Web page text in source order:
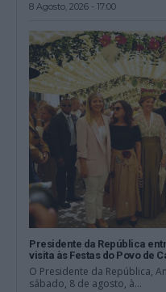
8 Agosto, 2026 - 17:00
Presidente da República
visita às Festas do Povo de
O Presidente da República,
sábado, 8 de agosto, à...